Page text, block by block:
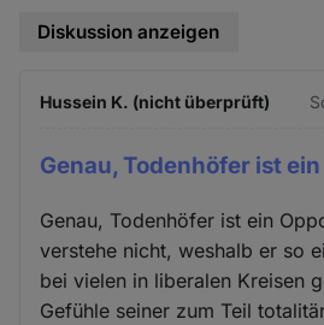
Diskussion anzeigen
Hussein K. (nicht überprüft)
Genau, Todenhöfer ist ein
Genau, Todenhöfer ist ein
verstehe nicht, weshalb er so
bei vielen in liberalen Kreisen
Gefühle seiner zum Teil